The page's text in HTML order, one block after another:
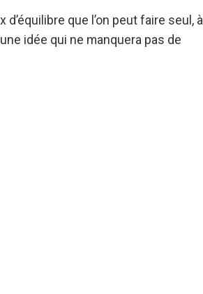
que l’on peut faire seul, à
idée qui ne manquera pas de